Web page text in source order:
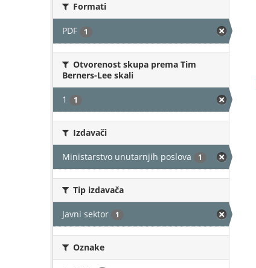
Formati
PDF 1
Otvorenost skupa prema Tim
Berners-Lee skali
1 1
Izdavači
Ministarstvo unutarnjih poslova 1
Tip izdavača
Javni sektor 1
Oznake